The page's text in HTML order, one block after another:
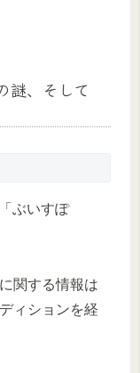
謎、そして
ぶいすぽ
関する情報は
ィションを経